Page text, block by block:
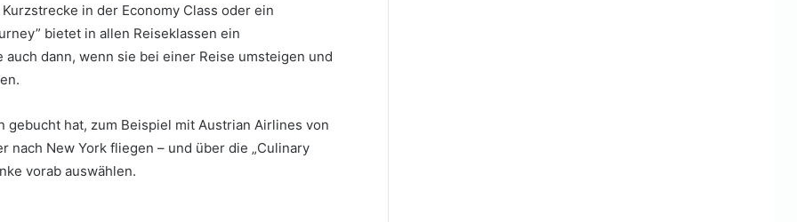
in der Economy Class oder ein
bietet in allen Reiseklassen ein
dann, wenn sie bei einer Reise umsteigen und
gebucht hat, zum Beispiel mit Austrian Airlines von
New York fliegen – und über die „Culinary
vorab auswählen.